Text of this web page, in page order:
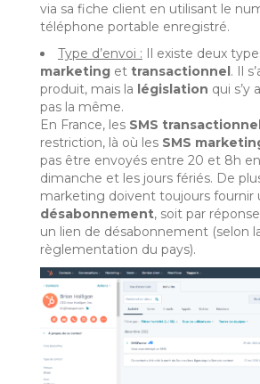
via sa fiche client en utilisant le
téléphone portable enregistré.
Type d’envoi : Il existe deux
marketing et transactionnel. Il
produit, mais la législation qui s’y
pas la même.
En France, les SMS
restriction, là où les SMS
pas être envoyés entre 20 et 8h
dimanche et les jours fériés. De
marketing doivent toujours fournir
désabonnement, soit par
un lien de désabonnement (selon
règlementation du pays).